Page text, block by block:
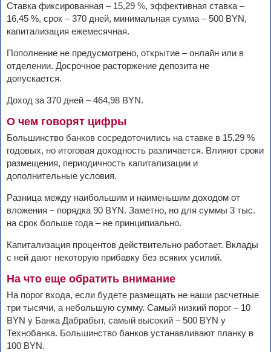
Ставка фиксированная – 15,29 %, эффективная ставка –
16,45 %, срок – 370 дней, минимальная сумма – 500 BYN,
капитализация ежемесячная.
Пополнение не предусмотрено, открытие – онлайн или в
отделении. Досрочное расторжение депозита не
допускается.
Доход за 370 дней – 464,98 BYN.
О чем говорят цифры
Большинство банков сосредоточились на ставке в 15,29 %
годовых, но итоговая доходность различается. Влияют сроки
размещения, периодичность капитализации и
дополнительные условия.
Разница между наибольшим и наименьшим доходом от
вложения – порядка 90 BYN. Заметно, но для суммы 3 тыс.
на срок больше года – не принципиально.
Капитализация процентов действительно работает. Вклады
с ней дают некоторую прибавку без всяких усилий.
На что еще обратить внимание
На порог входа, если будете размещать не наши расчетные
три тысячи, а небольшую сумму. Самый низкий порог – 10
BYN у Банка Дабрабыт, самый высокий – 500 BYN у
Технобанка. Большинство банков устанавливают планку в
100 BYN.